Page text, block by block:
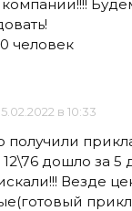
человек
в 10:33
получили
12\76 дошло за 5
Везде